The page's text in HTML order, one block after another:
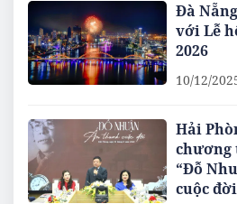
Đà
với Lễ
2026
10/12/
Hải
chương
“Đỗ
cuộc